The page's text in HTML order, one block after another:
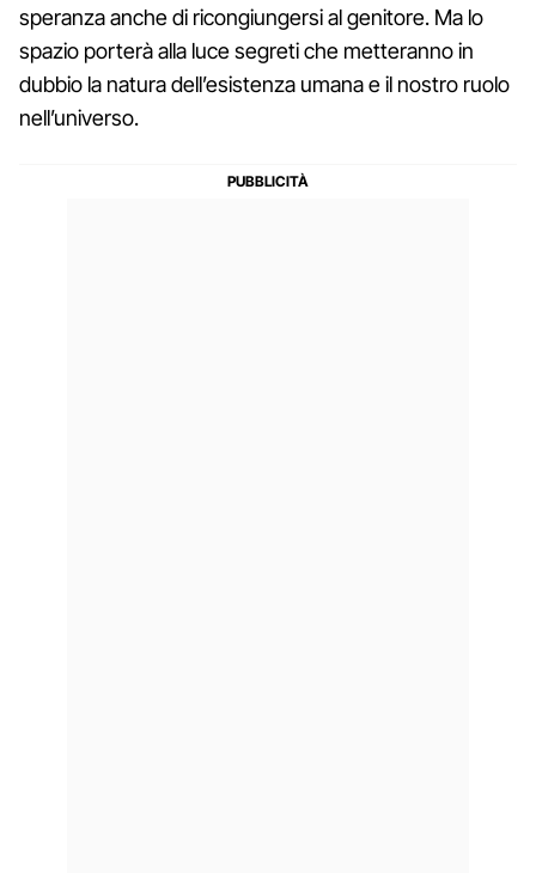
speranza anche di ricongiungersi al genitore. Ma lo
spazio porterà alla luce segreti che metteranno in
dubbio la natura dell’esistenza umana e il nostro ruolo
nell’universo.